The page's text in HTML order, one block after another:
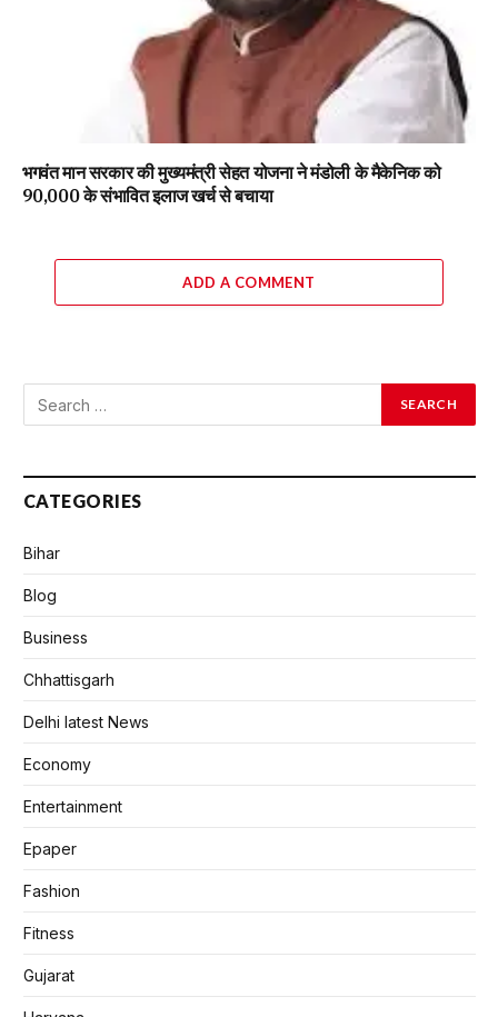
भगवंत मान सरकार की मुख्यमंत्री सेहत योजना ने मंडोली के मैकेनिक को
₹90,000 के संभावित इलाज खर्च से बचाया
ADD A COMMENT
CATEGORIES
Bihar
Blog
Business
Chhattisgarh
Delhi latest News
Economy
Entertainment
Epaper
Fashion
Fitness
Gujarat